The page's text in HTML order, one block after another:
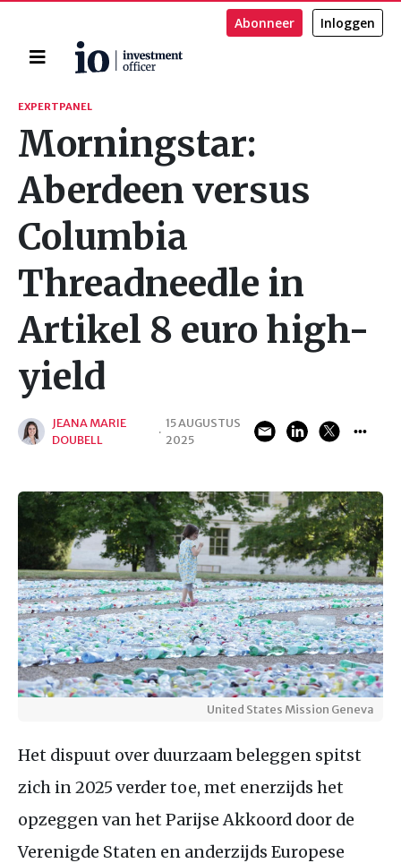
Home
Abonneer Inloggen
Zoeken
EXPERTPANEL
Morningstar:
Aberdeen versus
Columbia
Threadneedle in
Artikel 8 euro high-
yield
JEANA MARIE
DOUBELL
·
15 AUGUSTUS
2025
United States Mission Geneva
Het dispuut over duurzaam beleggen spitst
zich in 2025 verder toe, met enerzijds het
opzeggen van het Parijse Akkoord door de
Verenigde Staten en anderzijds Europese